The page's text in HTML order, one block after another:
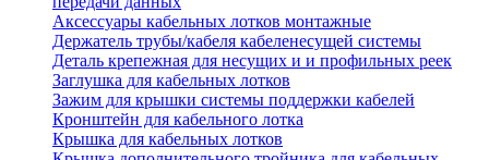
Аксессуары кабельных лотков монтажные
Держатель трубы/кабеля кабеленесущей системы
Деталь крепежная для несущих и и профильных реек
Заглушка для кабельных лотков
Зажим для крышки системы поддержки кабелей
Кронштейн для кабельного лотка
Крышка для кабельных лотков